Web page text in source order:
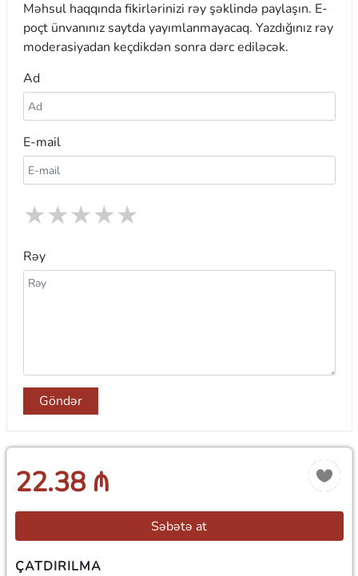
Məhsul haqqında fikirlərinizi rəy şəklində paylaşın. E-
poçt ünvanınız saytda yayımlanmayacaq. Yazdığınız rəy
moderasiyadan keçdikdən sonra dərc ediləcək.
Ad
E-mail
★
★
★
★
★
Rəy
Göndər
22.38 ₼
Səbətə at
ÇATDIRILMA